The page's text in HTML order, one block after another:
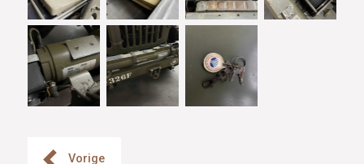
Vorige